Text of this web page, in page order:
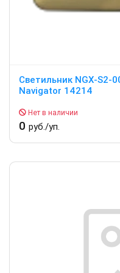
Светильник NGX-S2-
Navigator 14214
Нет в наличии
0 руб./уп.